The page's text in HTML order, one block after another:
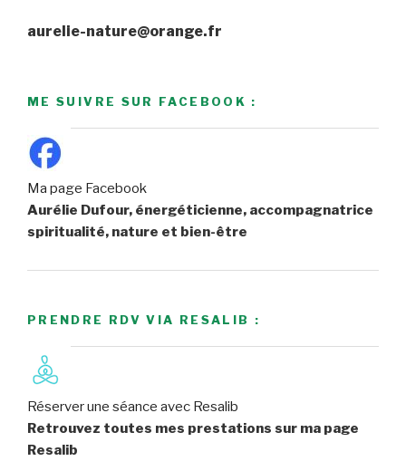
aurelie-nature@orange.fr
ME SUIVRE SUR FACEBOOK :
Ma page Facebook
Aurélie Dufour, énergéticienne, accompagnatrice
spiritualité, nature et bien-être
PRENDRE RDV VIA RESALIB :
Réserver une séance avec Resalib
Retrouvez toutes mes prestations sur ma page
Resalib